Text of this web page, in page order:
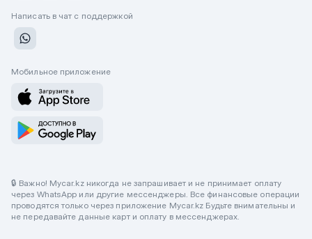
Написать в чат с поддержкой
Мобильное приложение
🔒 Важно! Mycar.kz никогда не запрашивает и не принимает оплату
через WhatsApp или другие мессенджеры. Все финансовые операции
проводятся только через приложение Mycar.kz Будьте внимательны и
не передавайте данные карт и оплату в мессенджерах.